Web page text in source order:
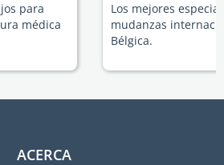
para
médica
Los mejores
mudanzas
Bélgica.
ACERCA